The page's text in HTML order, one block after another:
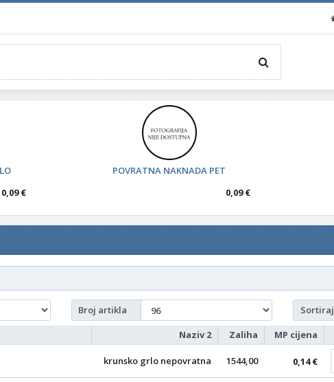
0,09 €
POVRATNA NAKNADA PET
0,09 €
Broj artikla
Sortiraj
Naziv 2 Zaliha MP cijena
krunsko grlo nepovratna 1544,00 0,14 €